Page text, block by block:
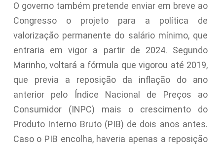
O governo também pretende enviar em breve ao
Congresso o projeto para a política de
valorização permanente do salário mínimo, que
entraria em vigor a partir de 2024. Segundo
Marinho, voltará a fórmula que vigorou até 2019,
que previa a reposição da inflação do ano
anterior pelo Índice Nacional de Preços ao
Consumidor (INPC) mais o crescimento do
Produto Interno Bruto (PIB) de dois anos antes.
Caso o PIB encolha, haveria apenas a reposição